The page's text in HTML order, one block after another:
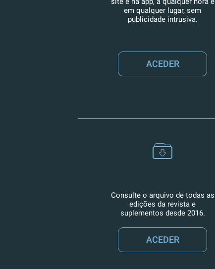
em qualquer lugar, sem
publicidade intrusiva.
ACEDER
Consulte o arquivo de todas as
edições da revista e
suplementos desde 2016.
ACEDER